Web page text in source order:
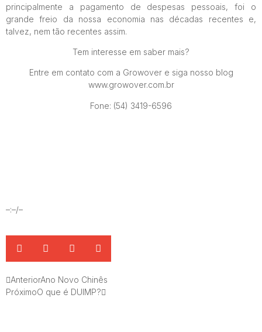
principalmente a pagamento de despesas pessoais, foi o
grande freio da nossa economia nas décadas recentes e,
talvez, nem tão recentes assim.
Tem interesse em saber mais?
Entre em contato com a Growover e siga nosso blog
www.growover.com.br
Fone: (54) 3419-6596
–:–/–
AnteriorAno Novo Chinês
PróximoO que é DUIMP?